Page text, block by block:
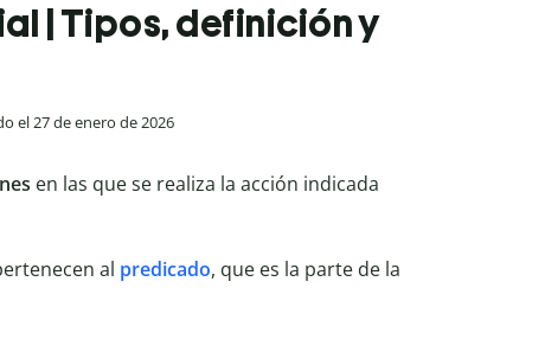
| Tipos, definición y
el 27 de enero de 2026
en las que se realiza la acción indicada
al predicado, que es la parte de la